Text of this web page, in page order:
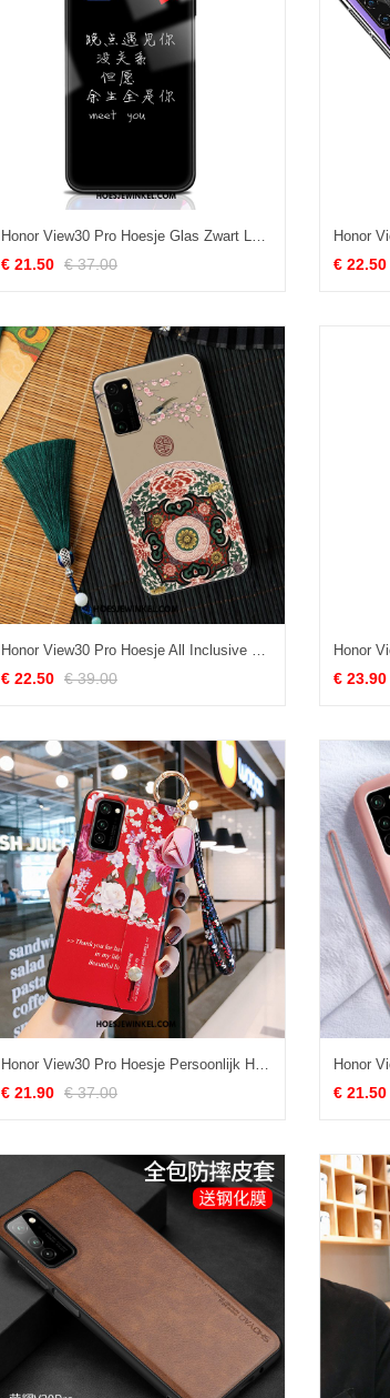
€ 21.50 € 37.00 € 22.50
€ 22.50 € 39.00 € 23.90
€ 21.90 € 37.00 € 21.50